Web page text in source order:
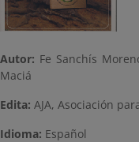
Autor: Fe Sanchís
Maciá
Edita: AJA, Asociación
Idioma: Español